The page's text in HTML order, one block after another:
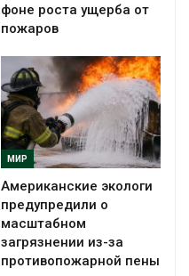
фоне роста ущерба от
пожаров
МИР
Американские экологи
предупредили о
масштабном
загрязнении из-за
противопожарной пены